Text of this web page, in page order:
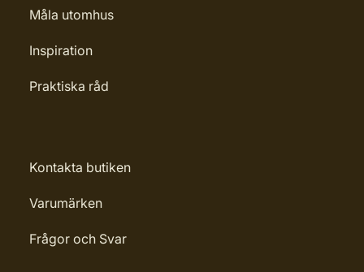
Måla utomhus
Inspiration
Praktiska råd
Kontakta butiken
Varumärken
Frågor och Svar